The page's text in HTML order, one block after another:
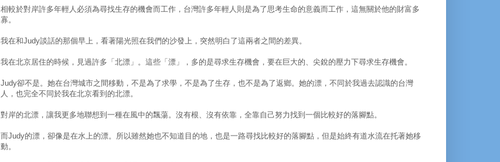
相較於對岸許多年輕人必須為尋找生存的機會而工作，台灣許多年輕人則是為了思考生命的意義而工作，這無關於他的財富多
寡。
我在和Judy談話的那個早上，看著陽光照在我們的沙發上，突然明白了這兩者之間的差異。
我在北京居住的時候，見過許多「北漂」。這些「漂」，多的是尋求生存機會，要在巨大的、尖銳的壓力下尋求生存機會。
Judy卻不是。她在台灣城市之間移動，不是為了求學，不是為了生存，也不是為了返鄉。她的漂，不同於我過去認識的台灣
人，也完全不同於我在北京看到的北漂。
對岸的北漂，讓我更多地聯想到一種在風中的飄蕩。沒有根、沒有依靠，全靠自己努力找到一個比較好的落腳點。
而Judy的漂，卻像是在水上的漂。所以雖然她也不知道目的地，也是一路尋找比較好的落腳點，但是始終有道水流在托著她移
動。